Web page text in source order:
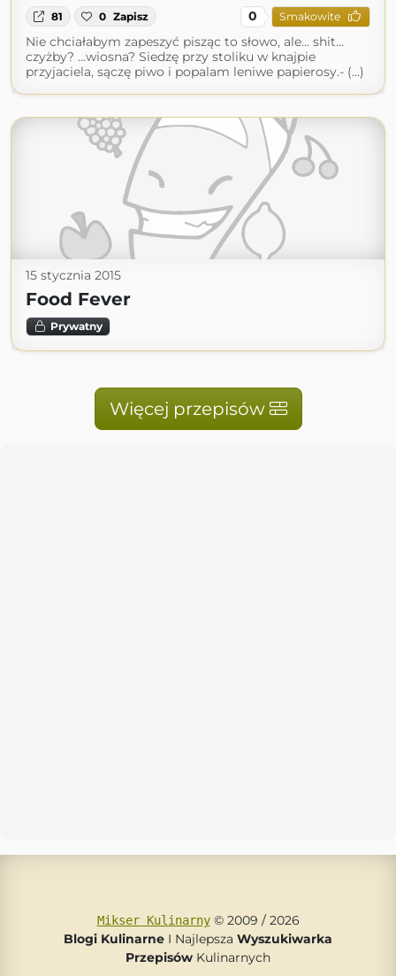
81 0 Zapisz 0 Smakowite
Nie chciałabym zapeszyć pisząc to słowo, ale... shit...
czyżby? ...wiosna? Siedzę przy stoliku w knajpie
przyjaciela, sączę piwo i popalam leniwe papierosy.- (...)
15 stycznia 2015
Food Fever
Prywatny
Więcej przepisów
Mikser Kulinarny© 2009 / 2026
Blogi Kulinarne I Najlepsza Wyszukiwarka
Przepisów Kulinarnych